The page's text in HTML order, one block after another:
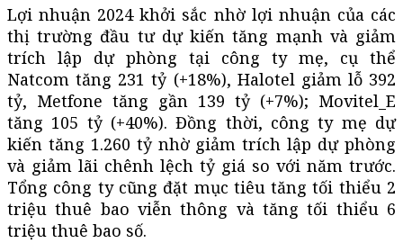
Lợi nhuận 2024 khởi sắc nhờ lợi nhuận của các
thị trường đầu tư dự kiến tăng mạnh và giảm
trích lập dự phòng tại công ty mẹ, cụ thể
Natcom tăng 231 tỷ (+18%), Halotel giảm lỗ 392
tỷ, Metfone tăng gần 139 tỷ (+7%); Movitel_E
tăng 105 tỷ (+40%). Đồng thời, công ty mẹ dự
kiến tăng 1.260 tỷ nhờ giảm trích lập dự phòng
và giảm lãi chênh lệch tỷ giá so với năm trước.
Tổng công ty cũng đặt mục tiêu tăng tối thiểu 2
triệu thuê bao viễn thông và tăng tối thiểu 6
triệu thuê bao số.